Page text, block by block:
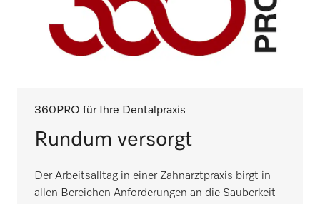
360PRO für Ihre Dentalpraxis
Rundum versorgt
Der Arbeitsalltag in einer Zahnarztpraxis birgt in
allen Bereichen Anforderungen an die Sauberkeit